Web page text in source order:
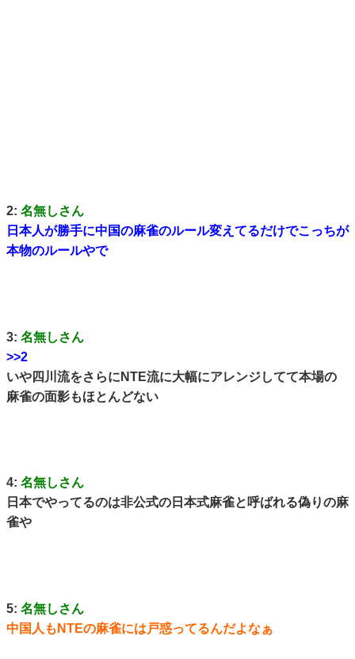
2: 名無しさん
日本人が勝手に中国の麻雀のルール変えてるだけでこっちが
本物のルールやで
3: 名無しさん
>>2
いや四川流をさらにNTE流に大幅にアレンジしてて本場の
麻雀の面影もほとんどない
4: 名無しさん
日本でやってるのは非公式の日本式麻雀と呼ばれる偽りの麻
雀や
5: 名無しさん
中国人もNTEの麻雀には戸惑ってるんだよなぁ